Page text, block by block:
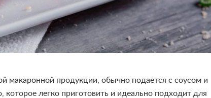
макаронной продукции, обычно подается с соусом и
которое легко приготовить и идеально подходит для